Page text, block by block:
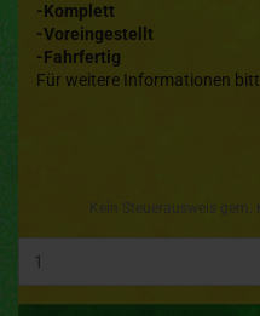
-Komplett
-Voreingestellt
-Fahrfertig
Für weitere Informationen